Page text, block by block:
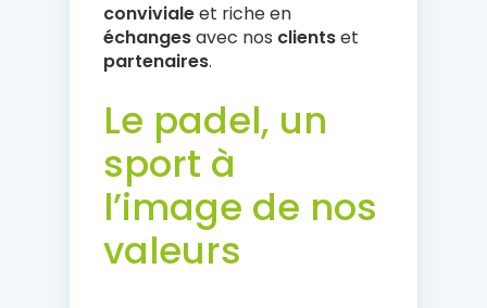
convivialeet riche en
échangesavec nos clientset
partenaires.
Le padel, un
sport à
l’image de nos
valeurs